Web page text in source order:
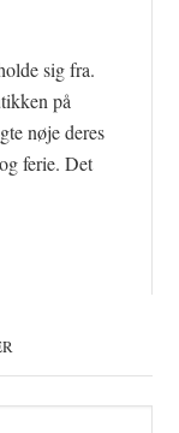
sig fra.
på
nøje deres
ferie. Det